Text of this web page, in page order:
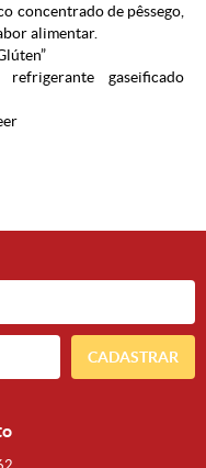
concentrado de pêssego,
alimentar.
gaseificado
CADASTRAR